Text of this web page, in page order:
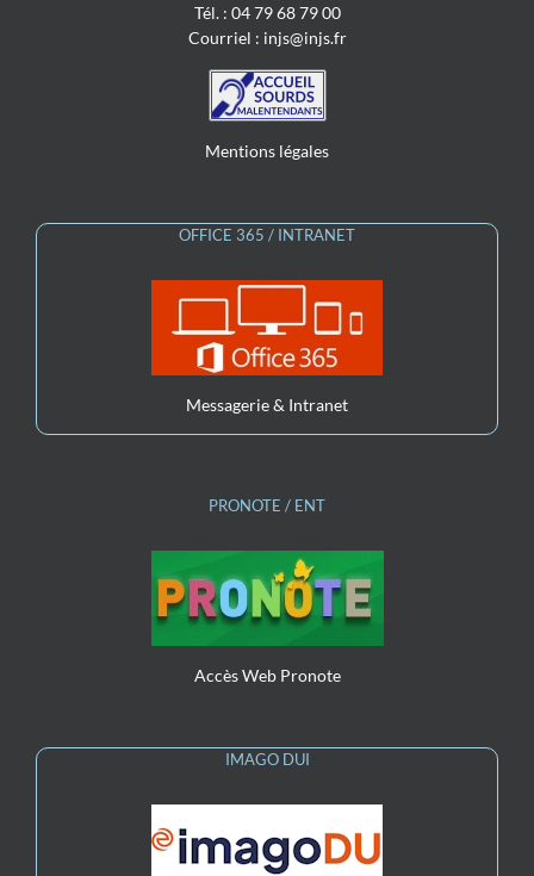
Tél. : 04 79 68 79 00
Courriel : injs@injs.fr
Mentions légales
OFFICE 365 / INTRANET
Messagerie & Intranet
PRONOTE / ENT
Accès Web Pronote
IMAGO DUI